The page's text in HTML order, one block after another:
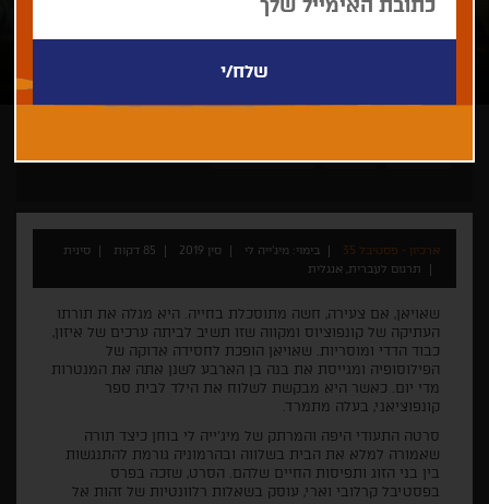
ארכיון - פסטיבל 35 בימוי: מיג'ייה לי סין 2019 85 דקות
סינית
תרגום לעברית, אנגלית
שאויאן, אם צעירה, חשה מתוסכלת בחייה. היא מגלה את תורתו
העתיקה של קונפוציוס ומקווה שזו תשיב לביתה ערכים של איזון,
כבוד הדדי ומוסריות. שאויאן הופכת לחסידה אדוקה של
הפילוסופיה ומגייסת את בנה בן הארבע לשנן אתה את המנטרות
מדי יום. כאשר היא מבקשת לשלוח את הילד לבית ספר
קונפוציאני, בעלה מתמרד.
סרטה התעודי היפה והמרתק של מיג'ייה לי בוחן כיצד תורה
שאמורה למלא את הבית בשלווה ובהרמוניה גורמת להתנגשות
בין בני הזוג ותפיסות החיים שלהם. הסרט, שזכה בפרס
בפסטיבל קרלובי וארי, עוסק בשאלות רלוונטיות של זהות אל